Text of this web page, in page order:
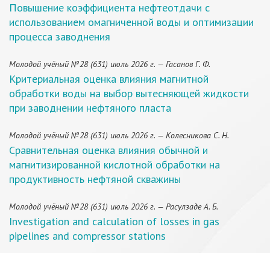
Повышение коэффициента нефтеотдачи с
использованием омагниченной воды и оптимизации
процесса заводнения
Молодой учёный №28 (631) июль 2026 г. — Гасанов Г. Ф.
Критериальная оценка влияния магнитной
обработки воды на выбор вытесняющей жидкости
при заводнении нефтяного пласта
Молодой учёный №28 (631) июль 2026 г. — Колесникова С. Н.
Сравнительная оценка влияния обычной и
магнитизированной кислотной обработки на
продуктивность нефтяной скважины
Молодой учёный №28 (631) июль 2026 г. — Расулзаде А. Б.
Investigation and calculation of losses in gas
pipelines and compressor stations